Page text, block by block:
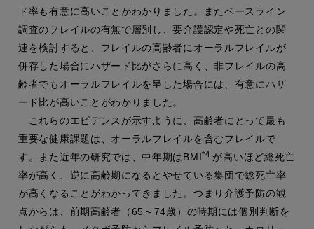
ド率も有意に高いことがわかりました。またベースライン
調査のフレイルの有無で層別し、要介護認定や死亡との関
連を検討すると、フレイルの高齢者にオーラルフレイルが
併存した場合にハザード比がさらに高く、非フレイルの高
齢者でもオーラルフレイルを呈した場合には、有意にハザ
ード比が高いことがわかりました。
これらのエビデンスが示すように、高齢者にとって最も
重要な健康課題は、オーラルフレイルを含むフレイルで
す。また近年の研究では、中年期はBMI*4 が高いほど総死亡
率が高く、逆に高齢期になるとやせている集団で総死亡率
が高くなることがわかってきました。つまり介護予防の観
点からは、前期高齢者（65～74歳）の時期には個別判断を